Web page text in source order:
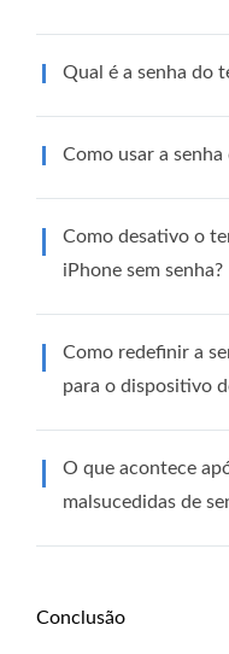
Qual é a senha do
Como usar a senha
Como desativo o
iPhone sem senha?
Como redefinir a
para o dispositivo
O que acontece
malsucedidas de
Conclusão